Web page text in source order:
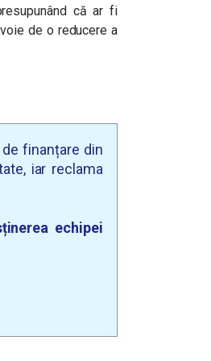
că ar fi
de o reducere a
finanțare din
iar reclama
echipei